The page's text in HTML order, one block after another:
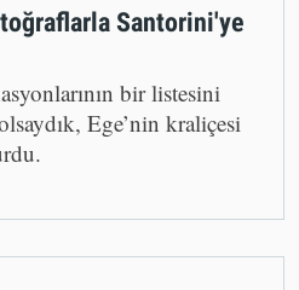
Santorini'ye
bir listesini
Ege’nin kraliçesi